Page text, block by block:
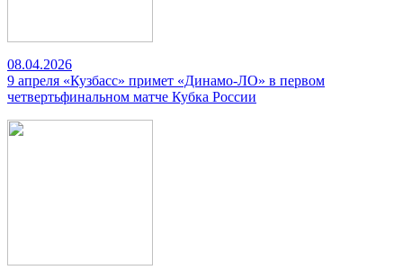
08.04.2026
9 апреля «Кузбасс» примет «Динамо-ЛО» в первом
четвертьфинальном матче Кубка России